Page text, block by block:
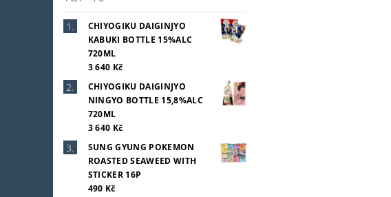
CHIYOGIKU DAIGINJYO
KABUKI BOTTLE 15%ALC
720ML
3 640 Kč
CHIYOGIKU DAIGINJYO
NINGYO BOTTLE 15,8%ALC
720ML
3 640 Kč
SUNG GYUNG POKEMON
ROASTED SEAWEED WITH
STICKER 16P
490 Kč